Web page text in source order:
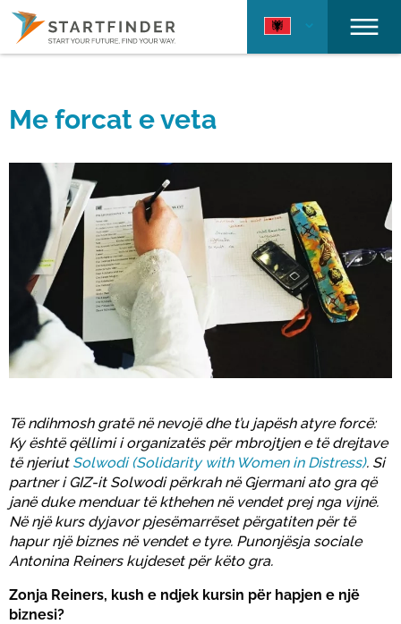
Me forcat e veta
Të ndihmosh gratë në nevojë dhe t’u japësh atyre forcë:
Ky është qëllimi i organizatës për mbrojtjen e të drejtave
të njeriut Solwodi (Solidarity with Women in Distress). Si
partner i GIZ-it Solwodi përkrah në Gjermani ato gra që
janë duke menduar të kthehen në vendet prej nga vijnë.
Në një kurs dyjavor pjesëmarrëset përgatiten për të
hapur një biznes në vendet e tyre. Punonjësja sociale
Antonina Reiners kujdeset për këto gra.
Zonja Reiners, kush e ndjek kursin për hapjen e një
biznesi?